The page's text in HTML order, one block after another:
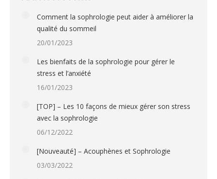
Comment la sophrologie peut aider à améliorer la
qualité du sommeil
20/01/2023
Les bienfaits de la sophrologie pour gérer le
stress et l’anxiété
16/01/2023
[TOP] – Les 10 façons de mieux gérer son stress
avec la sophrologie
06/12/2022
[Nouveauté] – Acouphènes et Sophrologie
03/03/2022